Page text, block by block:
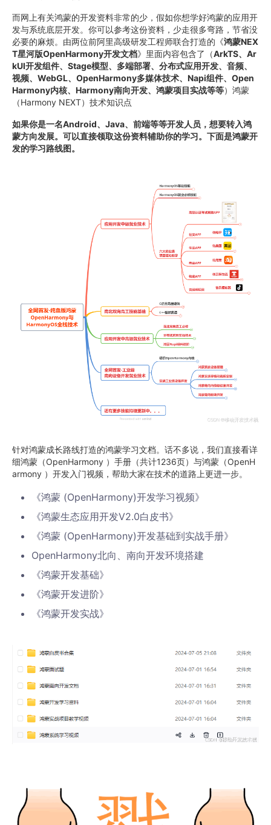
而网上有关鸿蒙的开发资料非常的少，假如你想学好鸿蒙的应用开
发与系统底层开发。你可以参考这份资料，少走很多弯路，节省没
必要的麻烦。由两位前阿里高级研发工程师联合打造的《鸿蒙NEX
T星河版OpenHarmony开发文档》里面内容包含了（ArkTS、Ar
kUI开发组件、Stage模型、多端部署、分布式应用开发、音频、
视频、WebGL、OpenHarmony多媒体技术、Napi组件、Open
Harmony内核、Harmony南向开发、鸿蒙项目实战等等）鸿蒙
（Harmony NEXT）技术知识点
如果你是一名Android、Java、前端等等开发人员，想要转入鸿
蒙方向发展。可以直接领取这份资料辅助你的学习。下面是鸿蒙开
发的学习路线图。
针对鸿蒙成长路线打造的鸿蒙学习文档。话不多说，我们直接看详
细鸿蒙（OpenHarmony ）手册（共计1236页）与鸿蒙（OpenH
armony ）开发入门视频，帮助大家在技术的道路上更进一步。
《鸿蒙 (OpenHarmony)开发学习视频》
《鸿蒙生态应用开发V2.0白皮书》
《鸿蒙 (OpenHarmony)开发基础到实战手册》
OpenHarmony北向、南向开发环境搭建
《鸿蒙开发基础》
《鸿蒙开发进阶》
《鸿蒙开发实战》